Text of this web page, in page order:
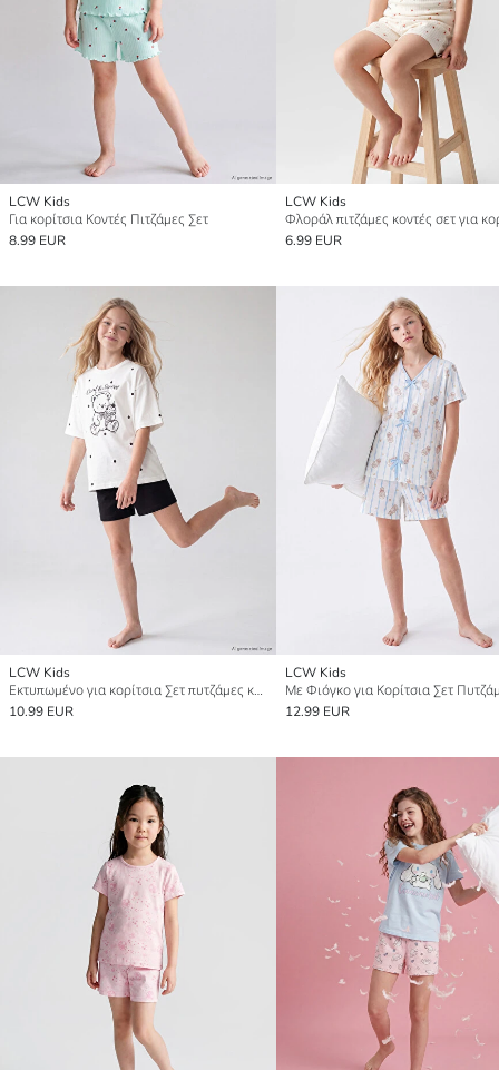
LCW Kids
Για κορίτσια Κοντές Πιτζάμες Σετ
8.99 EUR
LCW Kids
Φλοράλ πιτζάμες κοντές σετ για
6.99 EUR
LCW Kids
Εκτυπωμένο για κορίτσια Σετ πυτζάμες κοντό
10.99 EUR
LCW Kids
12.99 EUR